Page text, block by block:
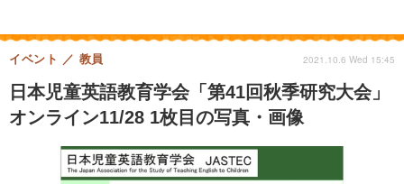
日本児童英語教育学会「第41回秋季研究大会」
オンライン11/28 1枚目の写真・画像
イベント 教員 2021.10.6 Wed 15:45